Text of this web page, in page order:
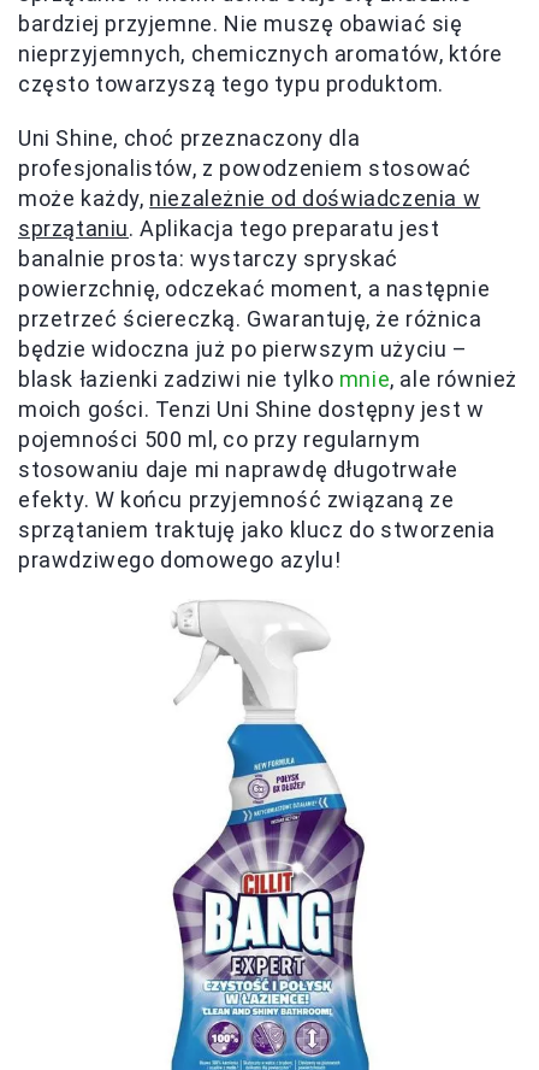
bardziej przyjemne. Nie muszę obawiać się
nieprzyjemnych, chemicznych aromatów, które
często towarzyszą tego typu produktom.
Uni Shine, choć przeznaczony dla
profesjonalistów, z powodzeniem stosować
może każdy, niezależnie od doświadczenia w
sprzątaniu. Aplikacja tego preparatu jest
banalnie prosta: wystarczy spryskać
powierzchnię, odczekać moment, a następnie
przetrzeć ściereczką. Gwarantuję, że różnica
będzie widoczna już po pierwszym użyciu –
blask łazienki zadziwi nie tylko mnie, ale również
moich gości. Tenzi Uni Shine dostępny jest w
pojemności 500 ml, co przy regularnym
stosowaniu daje mi naprawdę długotrwałe
efekty. W końcu przyjemność związaną ze
sprzątaniem traktuję jako klucz do stworzenia
prawdziwego domowego azylu!